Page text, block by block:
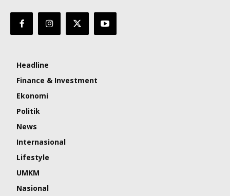
Headline
Finance & Investment
Ekonomi
Politik
News
Internasional
Lifestyle
UMKM
Nasional